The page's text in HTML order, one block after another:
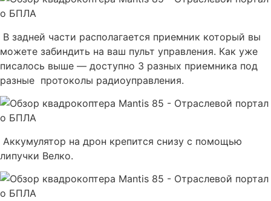
В задней части располагается приемник который вы
можете забиндить на ваш пульт управления. Как уже
писалось выше — доступно 3 разных приемника под
разные протоколы радиоуправления.
Аккумулятор на дрон крепится снизу с помощью
липучки Велко.